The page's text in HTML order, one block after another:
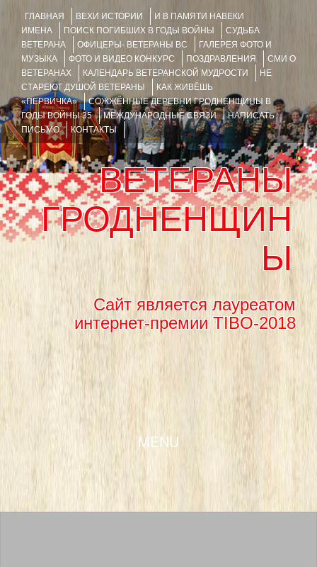
ГЛАВНАЯ ВЕХИ ИСТОРИИ
И В ПАМЯТИ НАВЕКИ
ИМЕНА
ПОИСК ПОГИБШИХ В ГОДЫ ВОЙНЫ
СУДЬБА
ВЕТЕРАНА
ОФИЦЕРЫ- ВЕТЕРАНЫ ВС
ГАЛЕРЕЯ ФОТО И
МУЗЫКА
ФОТО И ВИДЕО КОНКУРС ПОЗДРАВЛЕНИЯ
СМИ О
ВЕТЕРАНАХ
КАЛЕНДАРЬ ВЕТЕРАНСКОЙ МУДРОСТИ
НЕ
СТАРЕЮТ ДУШОЙ ВЕТЕРАНЫ
КАК ЖИВЁШЬ
«ПЕРВИЧКА»
СОЖЖЁННЫЕ ДЕРЕВНИ ГРОДНЕНЩИНЫ В
ГОДЫ ВОЙНЫ 35
МЕЖДУНАРОДНЫЕ СВЯЗИ
НАПИСАТЬ
ПИСЬМО
КОНТАКТЫ
ВЕТЕРАНЫ
ГРОДНЕНЩИН
Ы
Сайт является лауреатом
интернет-премии TIBO-2018
MENU
SKIP TO CONTENT